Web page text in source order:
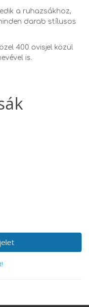
a ruhazsákhoz,
darab stílusos
400 ovisjel közül
is.